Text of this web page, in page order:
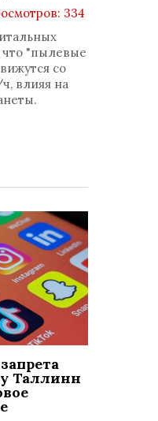
334
что "пылевые
со
влияя на
Таллинн